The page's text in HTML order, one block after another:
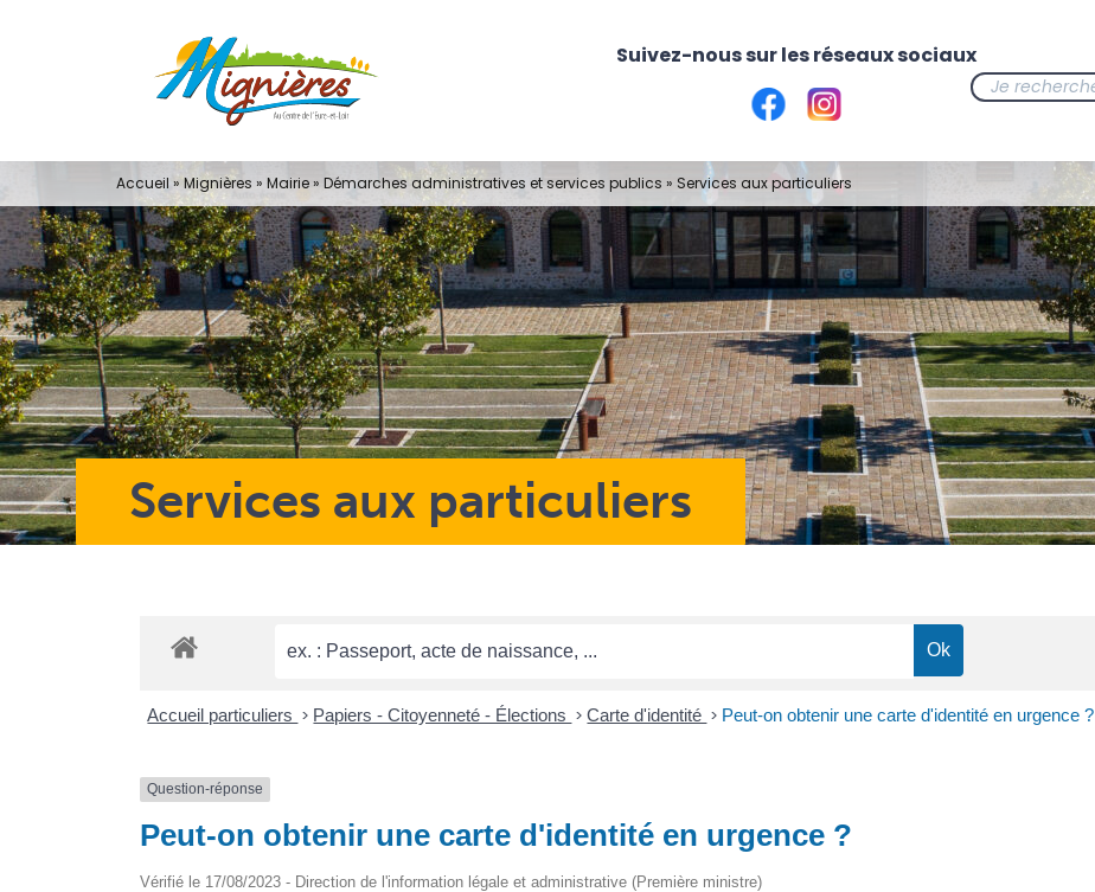
Services aux particuliers
Accueil » Mignières » Mairie» Démarches administratives et services publics » Services aux particuliers
Accueil particuliers > Papiers - Citoyenneté - Élections > Carte d'identité > Peut-on obtenir une carte d'identité en urgence ?
Question-réponse
Peut-on obtenir une carte d'identité en urgence ?
Vérifié le 17/08/2023 - Direction de l'information légale et administrative (Première ministre)